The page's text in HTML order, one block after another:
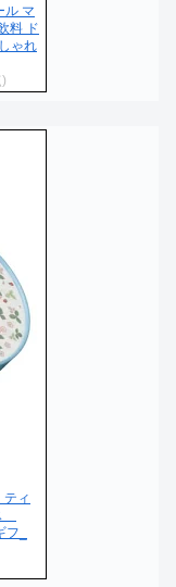
ル マ
料 ド
ゃれ
ィ
_